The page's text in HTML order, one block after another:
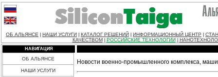
ОБ АЛЬЯНСЕ НАШИ УСЛУГИ КАТАЛОГ РЕШЕНИЙ ИНФОРМАЦИОННЫЙ ЦЕНТР
КАЧЕСТВОМ
РОССИЙСКИЕ ТЕХНОЛОГИИ
НАВИГАЦИЯ
ОБ АЛЬЯНСЕ
НАШИ УСЛУГИ
Новости военно-промышленного комплекса,